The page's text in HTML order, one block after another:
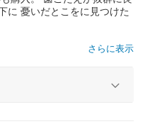
に 憂いだとこをに見つけた
さらに表示